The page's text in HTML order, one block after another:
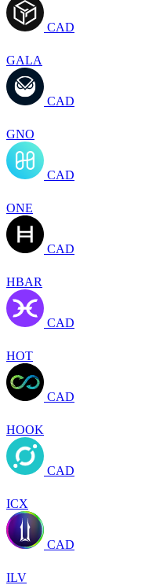
CAD
GALA
CAD
GNO
CAD
ONE
CAD
HBAR
CAD
HOT
CAD
HOOK
CAD
ICX
CAD
ILV